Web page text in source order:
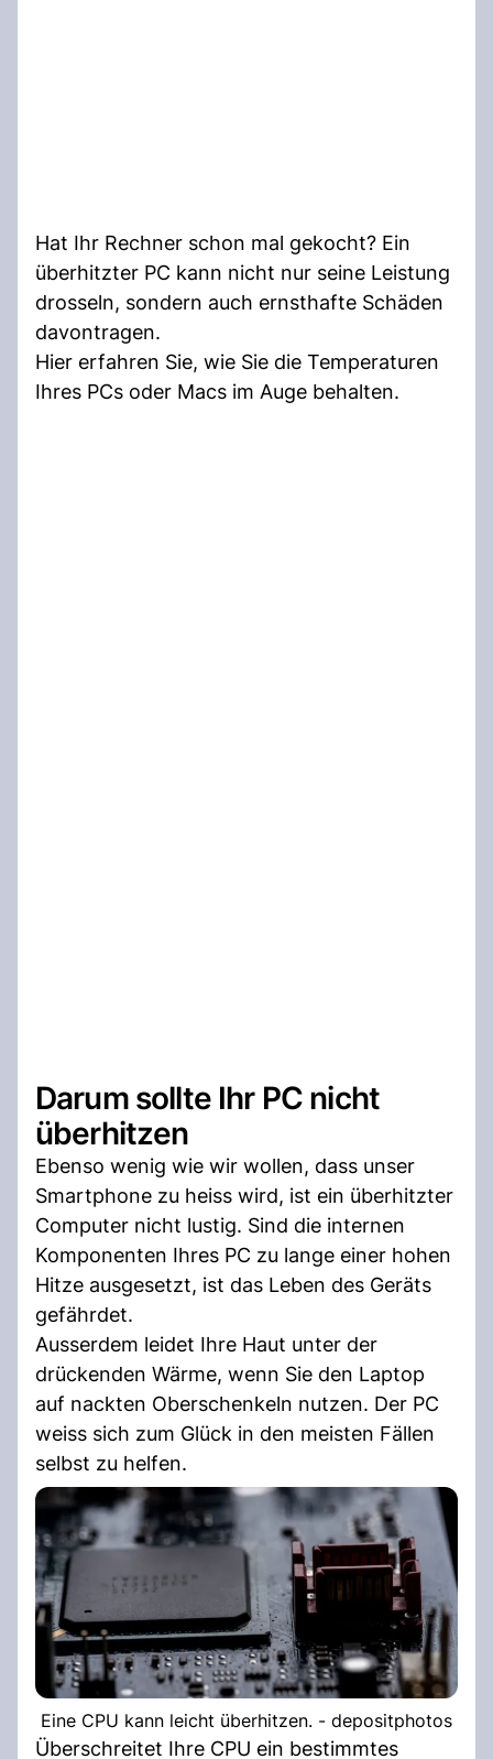
Hat Ihr Rechner schon mal gekocht? Ein
überhitzter PC kann nicht nur seine Leistung
drosseln, sondern auch ernsthafte Schäden
davontragen.
Hier erfahren Sie, wie Sie die Temperaturen
Ihres PCs oder Macs im Auge behalten.
Darum sollte Ihr PC nicht
überhitzen
Ebenso wenig wie wir wollen, dass unser
Smartphone zu heiss wird, ist ein überhitzter
Computer nicht lustig. Sind die internen
Komponenten Ihres PC zu lange einer hohen
Hitze ausgesetzt, ist das Leben des Geräts
gefährdet.
Ausserdem leidet Ihre Haut unter der
drückenden Wärme, wenn Sie den Laptop
auf nackten Oberschenkeln nutzen. Der PC
weiss sich zum Glück in den meisten Fällen
selbst zu helfen.
Eine CPU kann leicht überhitzen. - depositphotos
Überschreitet Ihre CPU ein bestimmtes